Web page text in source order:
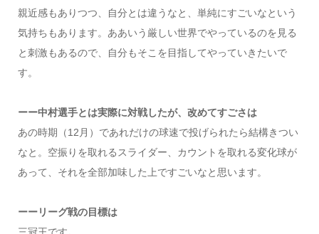
親近感もありつつ、自分とは違うなと、単純にすごいなという
気持ちもあります。ああいう厳しい世界でやっているのを見る
と刺激もあるので、自分もそこを目指してやっていきたいで
す。
ーー中村選手とは実際に対戦したが、改めてすごさは
あの時期（12月）であれだけの球速で投げられたら結構きつい
なと。空振りを取れるスライダー、カウントを取れる変化球が
あって、それを全部加味した上ですごいなと思います。
ーーリーグ戦の目標は